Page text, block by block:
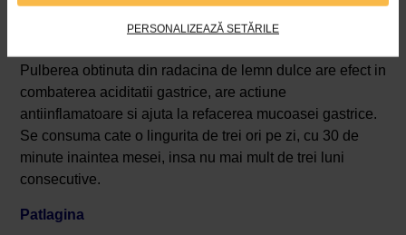
PERSONALIZEAZĂ SETĂRILE
Pulberea obtinuta din radacina de lemn dulce are efect in
combaterea aciditatii gastrice, are actiune
antiinflamatoare si ajuta la refacerea mucoasei gastrice.
Se consuma cate o lingurita de trei ori pe zi, cu 30 de
minute inaintea mesei, insa nu mai mult de trei luni
consecutive.
Patlagina